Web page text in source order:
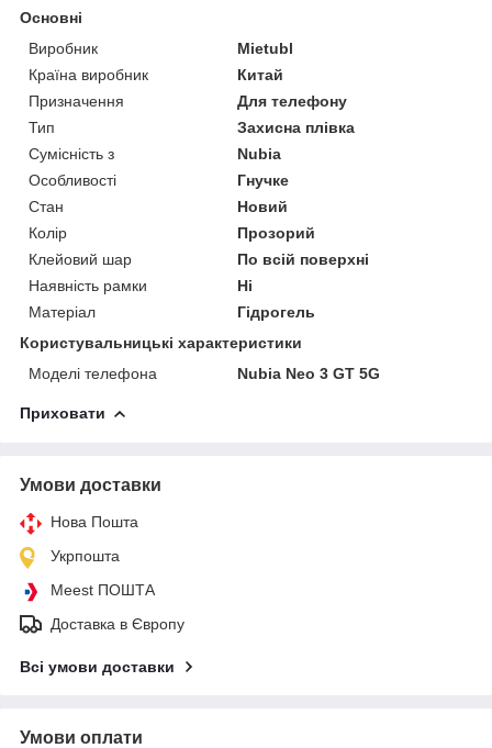
Основні
Виробник
Mietubl
Країна виробник
Китай
Призначення
Для телефону
Тип
Захисна плівка
Сумісність з
Nubia
Особливості
Гнучке
Стан
Новий
Колір
Прозорий
Клейовий шар
По всій поверхні
Наявність рамки
Ні
Матеріал
Гідрогель
Користувальницькі характеристики
Моделі телефона
Nubia Neo 3 GT 5G
Приховати
Умови доставки
Нова Пошта
Укрпошта
Meest ПОШТА
Доставка в Європу
Всі умови доставки
Умови оплати